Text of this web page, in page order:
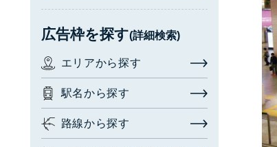
サイト内検索
閉じる
広告枠を探す
このサイトの使い方
閉じる
広告枠を探す(詳細検索)
エリアから探す
駅名から探す
路線から探す